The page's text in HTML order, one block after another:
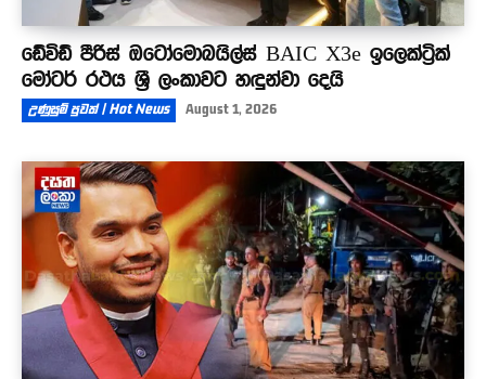
ඩේවිඩ් පීරිස් ඔටෝමොබයිල්ස් BAIC X3e ඉලෙක්ට්‍රික්
මෝටර් රථය ශ්‍රී ලංකාවට හඳුන්වා දෙයි
උණුසුම් පුවත් | Hot News August 1, 2026